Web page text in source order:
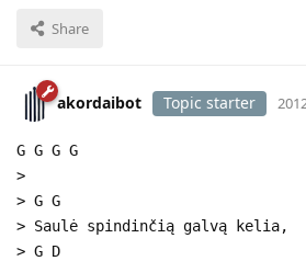
Share
akordaibot Topic starter
G G G G
>
> G G
> Saulė spindinčią galvą kelia,
> G D